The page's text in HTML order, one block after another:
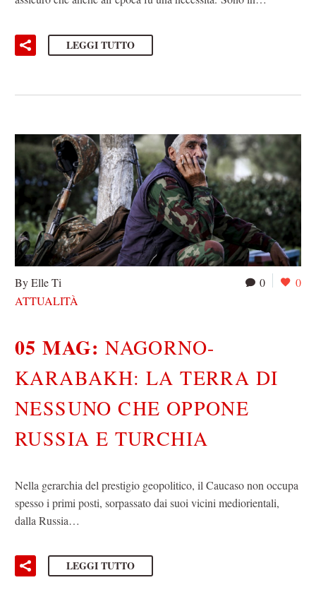
LEGGI TUTTO
0 0
By Elle Ti
ATTUALITÀ
05 MAG:NAGORNO-
KARABAKH: LA TERRA DI
NESSUNO CHE OPPONE
RUSSIA E TURCHIA
Nella gerarchia del prestigio geopolitico, il Caucaso non occupa
spesso i primi posti, sorpassato dai suoi vicini mediorientali,
dalla Russia…
LEGGI TUTTO